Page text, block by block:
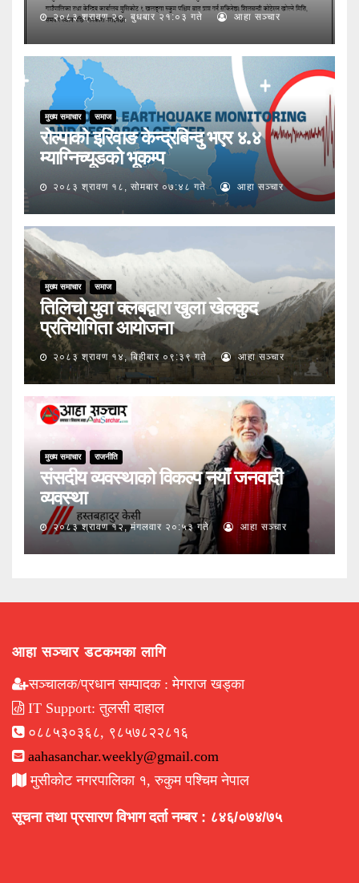
२०८३ श्रावण २०, बुधबार २१:०३ गते आहा सञ्चार
मुख्य समाचार समाज
रोल्पाको इरिवाङ केन्द्रबिन्दु भएर ४.४
म्याग्निच्यूडको भूकम्प
२०८३ श्रावण १८, सोमबार ०७:४८ गते आहा सञ्चार
मुख्य समाचार समाज
तिलिचो युवा क्लबद्वारा खुला खेलकुद
प्रतियोगिता आयोजना
२०८३ श्रावण १४, बिहीबार ०९:३९ गते आहा सञ्चार
मुख्य समाचार राजनीति
संसदीय व्यवस्थाको विकल्प नयाँ जनवादी
व्यवस्था
२०८३ श्रावण १२, मंगलवार २०:५३ गते आहा सञ्चार
आहा सञ्चार डटकमका लागि
सञ्चालक/प्रधान सम्पादक : मेगराज खड्का
IT Support: तुलसी दाहाल
०८८५३०३६८, ९८५७८२२८१६
aahasanchar.weekly@gmail.com
मुसीकोट नगरपालिका १, रुकुम पश्चिम नेपाल
सूचना तथा प्रसारण विभाग दर्ता नम्बर : ८४६/०७४/७५